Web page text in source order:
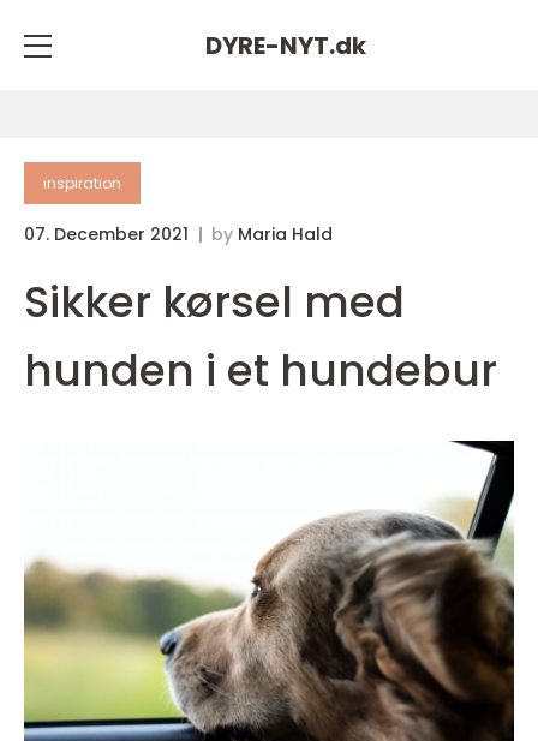
DYRE-NYT.dk
inspiration
07. December 2021 by Maria Hald
Sikker kørsel med
hunden i et hundebur